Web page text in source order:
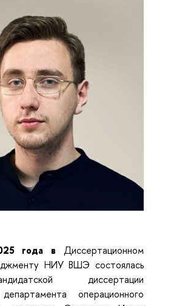
года в Диссертационном
НИУ ВШЭ состоялась
диссертации
операционного